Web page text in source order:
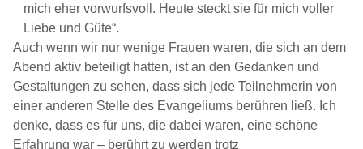
mich eher vorwurfsvoll. Heute steckt sie für mich voller
Liebe und Güte“.
Auch wenn wir nur wenige Frauen waren, die sich an dem
Abend aktiv beteiligt hatten, ist an den Gedanken und
Gestaltungen zu sehen, dass sich jede Teilnehmerin von
einer anderen Stelle des Evangeliums berühren ließ. Ich
denke, dass es für uns, die dabei waren, eine schöne
Erfahrung war – berührt zu werden trotz